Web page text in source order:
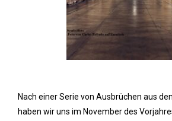
Nach einer Serie von Ausbrüchen aus
haben wir uns im November des